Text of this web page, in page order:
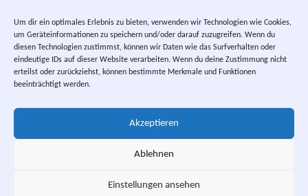
Um dir ein optimales Erlebnis zu bieten, verwenden wir Technologien wie Cookies,
um Geräteinformationen zu speichern und/oder darauf zuzugreifen. Wenn du
diesen Technologien zustimmst, können wir Daten wie das Surfverhalten oder
eindeutige IDs auf dieser Website verarbeiten. Wenn du deine Zustimmung nicht
erteilst oder zurückziehst, können bestimmte Merkmale und Funktionen
beeinträchtigt werden.
Akzeptieren
Ablehnen
Einstellungen ansehen
Datenschutzerklärung
Impressum
Instagram
E-Mail
RSS-Feed
Bismarck" © 1984 PIERROT.
stated, © Yuma City.